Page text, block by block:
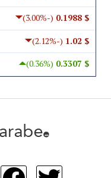
$ 0.1988
(-3.00%)
$ 1.02
(-2.12%)
$ 0.3307
(0.36%)